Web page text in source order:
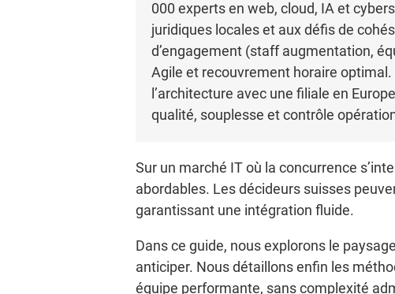
000 experts en web, cloud, IA et
juridiques locales et aux défis de
d’engagement (staff augmentation,
Agile et recouvrement horaire
l’architecture avec une filiale en
qualité, souplesse et contrôle
Sur un marché IT où la concurrence
abordables. Les décideurs suisses
garantissant une intégration fluide.
Dans ce guide, nous explorons le
anticiper. Nous détaillons enfin les
équipe performante, sans complexité